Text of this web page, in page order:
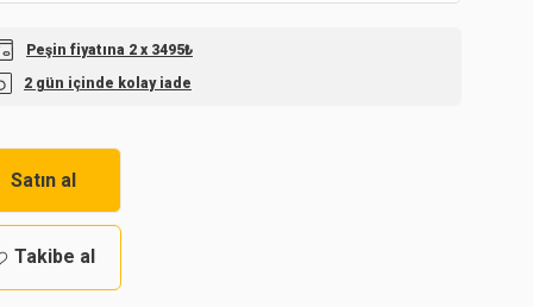
Peşin fiyatına 2 x 3495₺
2 gün içinde kolay iade
Satın al
Takibe al